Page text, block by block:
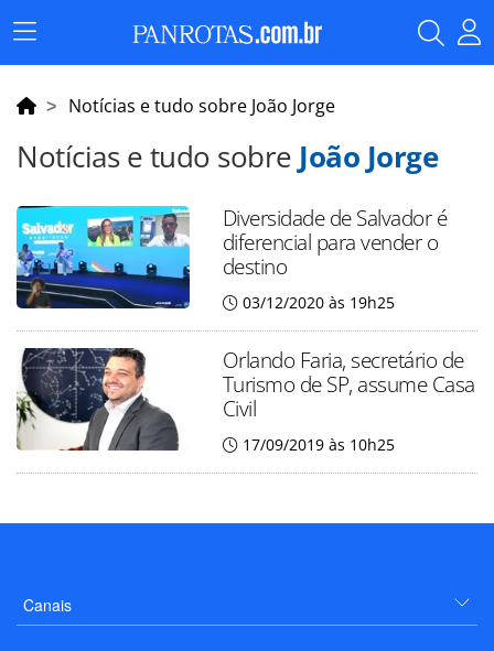
Menu
Principal
Notícias e tudo sobre João Jorge
Notícias e tudo sobre João Jorge
Diversidade de Salvador é
diferencial para vender o
destino
03/12/2020 às 19h25
Orlando Faria, secretário de
Turismo de SP, assume Casa
Civil
17/09/2019 às 10h25
Canais